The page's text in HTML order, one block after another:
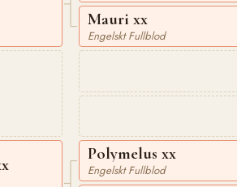
Mauri xx
Engelskt Fullblod
Polymelus xx
Engelskt Fullblod